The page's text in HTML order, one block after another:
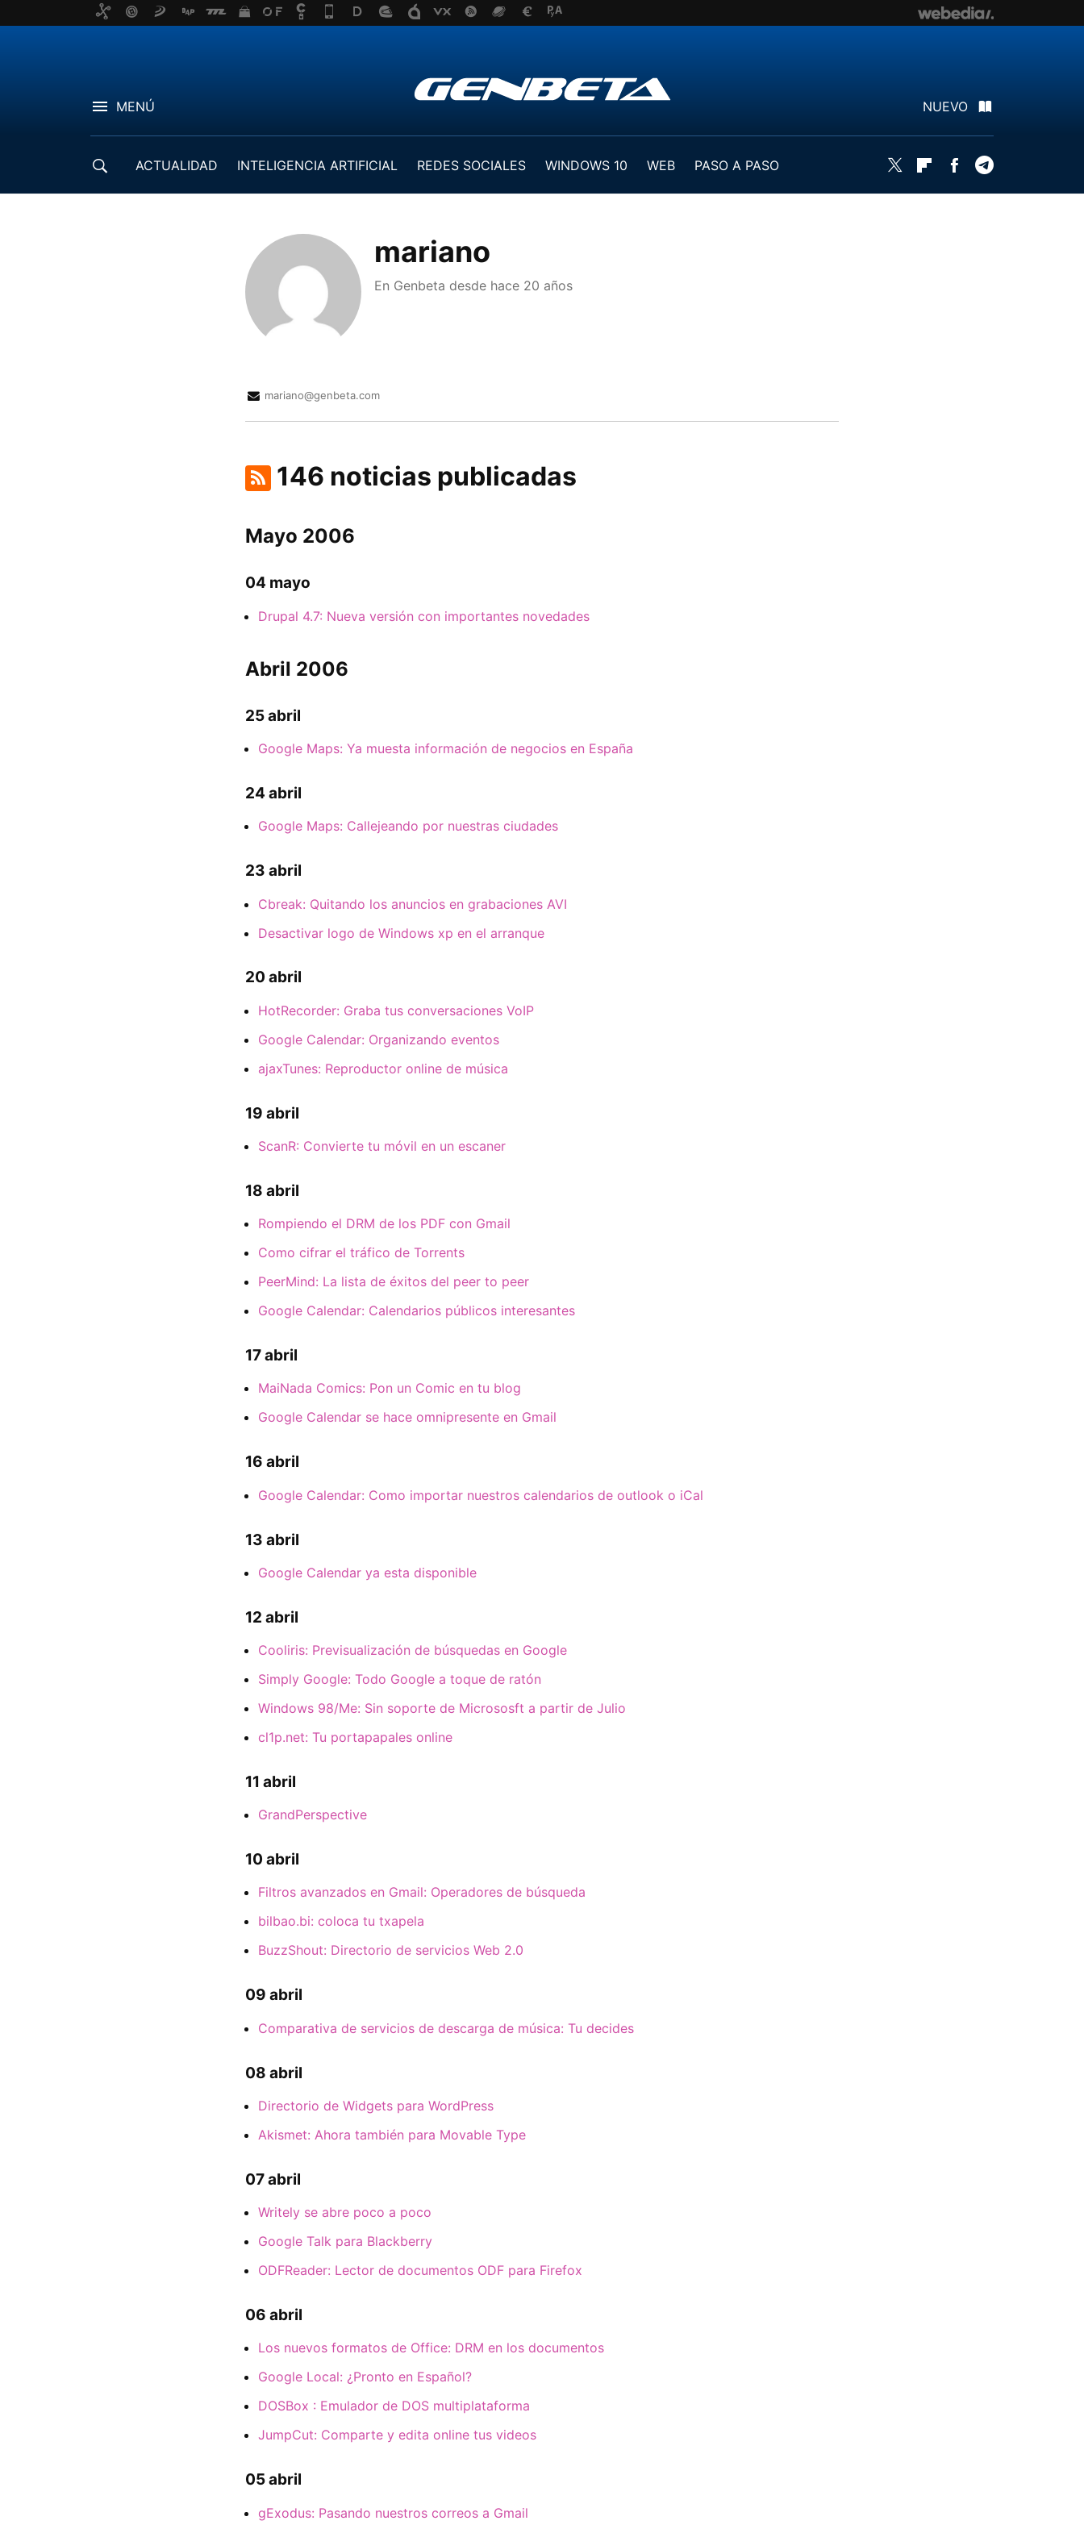
MENÚ NUEVO
ACTUALIDAD INTELIGENCIA ARTIFICIAL REDES SOCIALES WINDOWS 10 WEB
PASO A PASO
Twitter FlipboardFacebook
mariano
En Genbeta desde hace 20 años
mariano@genbeta.com
146 noticias publicadas
Mayo 2006
04 mayo
Drupal 4.7: Nueva versión con importantes novedades
Abril 2006
25 abril
Google Maps: Ya muesta información de negocios en España
24 abril
Google Maps: Callejeando por nuestras ciudades
23 abril
Cbreak: Quitando los anuncios en grabaciones AVI
Desactivar logo de Windows xp en el arranque
20 abril
HotRecorder: Graba tus conversaciones VoIP
Google Calendar: Organizando eventos
ajaxTunes: Reproductor online de música
19 abril
ScanR: Convierte tu móvil en un escaner
18 abril
Rompiendo el DRM de los PDF con Gmail
Como cifrar el tráfico de Torrents
PeerMind: La lista de éxitos del peer to peer
Google Calendar: Calendarios públicos interesantes
17 abril
MaiNada Comics: Pon un Comic en tu blog
Google Calendar se hace omnipresente en Gmail
16 abril
Google Calendar: Como importar nuestros calendarios de outlook o iCal
13 abril
Google Calendar ya esta disponible
12 abril
Cooliris: Previsualización de búsquedas en Google
Simply Google: Todo Google a toque de ratón
Windows 98/Me: Sin soporte de Micrososft a partir de Julio
cl1p.net: Tu portapapales online
11 abril
GrandPerspective
10 abril
Filtros avanzados en Gmail: Operadores de búsqueda
bilbao.bi: coloca tu txapela
BuzzShout: Directorio de servicios Web 2.0
09 abril
Comparativa de servicios de descarga de música: Tu decides
08 abril
Directorio de Widgets para WordPress
Akismet: Ahora también para Movable Type
07 abril
Writely se abre poco a poco
Google Talk para Blackberry
ODFReader: Lector de documentos ODF para Firefox
06 abril
Los nuevos formatos de Office: DRM en los documentos
Google Local: ¿Pronto en Español?
DOSBox : Emulador de DOS multiplataforma
JumpCut: Comparte y edita online tus videos
05 abril
gExodus: Pasando nuestros correos a Gmail